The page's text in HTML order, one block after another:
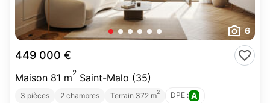
6
449 000 €
Maison 81 m2 Saint-Malo (35)
3 pièces 2 chambres Terrain 372 m2 DPE : A